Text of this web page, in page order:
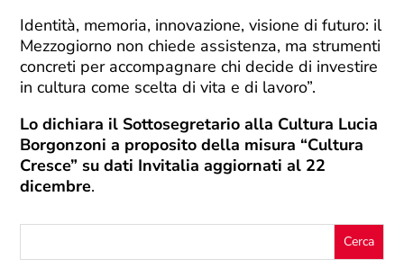
Identità, memoria, innovazione, visione di futuro: il
Mezzogiorno non chiede assistenza, ma strumenti
concreti per accompagnare chi decide di investire
in cultura come scelta di vita e di lavoro”.
Lo dichiara il Sottosegretario alla Cultura Lucia
Borgonzoni a proposito della misura “Cultura
Cresce” su dati Invitalia aggiornati al 22
dicembre.